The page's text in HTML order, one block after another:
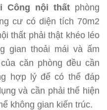
Công nội thất phòng
cư có diện tích 70m2
thất phải thật khéo léo
gian thoải mái và ấm
căn phòng đều cần
hợp lý để có thể đáp
và cần phải thể hiện
không gian kiến trúc.